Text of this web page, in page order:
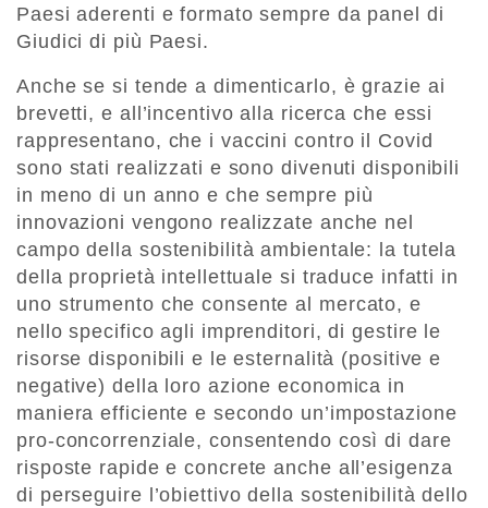
Paesi aderenti e formato sempre da panel di
Giudici di più Paesi.
Anche se si tende a dimenticarlo, è grazie ai
brevetti, e all’incentivo alla ricerca che essi
rappresentano, che i vaccini contro il Covid
sono stati realizzati e sono divenuti disponibili
in meno di un anno e che sempre più
innovazioni vengono realizzate anche nel
campo della sostenibilità ambientale: la tutela
della proprietà intellettuale si traduce infatti in
uno strumento che consente al mercato, e
nello specifico agli imprenditori, di gestire le
risorse disponibili e le esternalità (positive e
negative) della loro azione economica in
maniera efficiente e secondo un’impostazione
pro-concorrenziale, consentendo così di dare
risposte rapide e concrete anche all’esigenza
di perseguire l’obiettivo della sostenibilità dello